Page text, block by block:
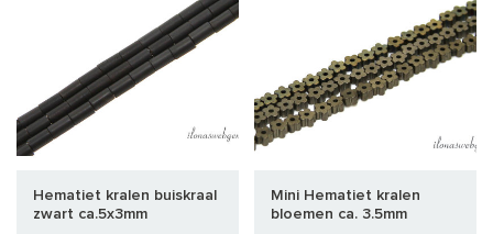
Hematiet kralen buiskraal
zwart ca.5x3mm
Mini Hematiet kralen
bloemen ca. 3.5mm